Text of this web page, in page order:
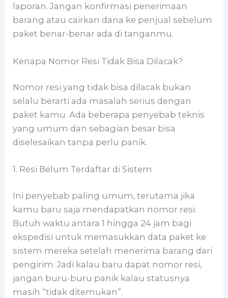
laporan. Jangan konfirmasi penerimaan
barang atau cairkan dana ke penjual sebelum
paket benar-benar ada di tanganmu.
Kenapa Nomor Resi Tidak Bisa Dilacak?
Nomor resi yang tidak bisa dilacak bukan
selalu berarti ada masalah serius dengan
paket kamu. Ada beberapa penyebab teknis
yang umum dan sebagian besar bisa
diselesaikan tanpa perlu panik.
1. Resi Belum Terdaftar di Sistem
Ini penyebab paling umum, terutama jika
kamu baru saja mendapatkan nomor resi.
Butuh waktu antara 1 hingga 24 jam bagi
ekspedisi untuk memasukkan data paket ke
sistem mereka setelah menerima barang dari
pengirim. Jadi kalau baru dapat nomor resi,
jangan buru-buru panik kalau statusnya
masih “tidak ditemukan”.